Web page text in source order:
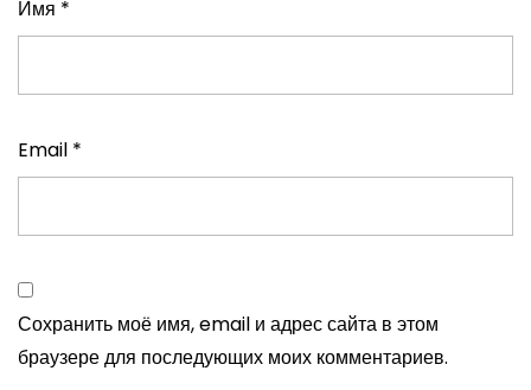
Имя *
Email *
Сохранить моё имя, email и адрес сайта в этом
браузере для последующих моих комментариев.